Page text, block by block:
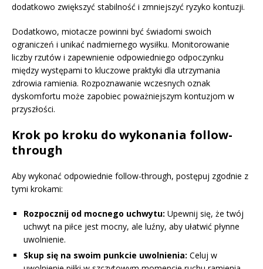
dodatkowo zwiększyć stabilność i zmniejszyć ryzyko kontuzji.
Dodatkowo, miotacze powinni być świadomi swoich
ograniczeń i unikać nadmiernego wysiłku. Monitorowanie
liczby rzutów i zapewnienie odpowiedniego odpoczynku
między występami to kluczowe praktyki dla utrzymania
zdrowia ramienia. Rozpoznawanie wczesnych oznak
dyskomfortu może zapobiec poważniejszym kontuzjom w
przyszłości.
Krok po kroku do wykonania follow-
through
Aby wykonać odpowiednie follow-through, postępuj zgodnie z
tymi krokami:
Rozpocznij od mocnego uchwytu: Upewnij się, że twój
uchwyt na piłce jest mocny, ale luźny, aby ułatwić płynne
uwolnienie.
Skup się na swoim punkcie uwolnienia: Celuj w